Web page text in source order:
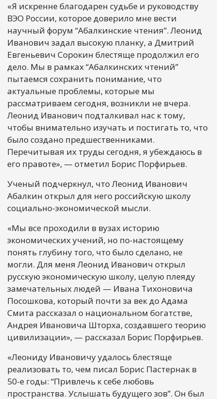
«Я искренне благодарен судьбе и руководству
ВЭО России, которое доверило мне вести
научный форум “Абалкинские чтения”. Леонид
Иванович задал высокую планку, а Дмитрий
Евгеньевич Сорокин блестяще продолжил его
дело. Мы в рамках “Абалкинских чтений”
пытаемся сохранить понимание, что
актуальные проблемы, которые мы
рассматриваем сегодня, возникли не вчера.
Леонид Иванович подталкивал нас к тому,
чтобы внимательно изучать и постигать то, что
было создано предшественниками.
Перечитывая их труды сегодня, я убеждаюсь в
его правоте», — отметил Борис Порфирьев.
Ученый подчеркнул, что Леонид Иванович
Абалкин открыл для него российскую школу
социально-экономической мысли.
«Мы все проходили в вузах историю
экономических учений, но по-настоящему
понять глубину того, что было сделано, не
могли. Для меня Леонид Иванович открыл
русскую экономическую школу, целую плеяду
замечательных людей — Ивана Тихоновича
Посошкова, который почти за век до Адама
Смита рассказал о национальном богатстве,
Андрея Ивановича Шторха, создавшего теорию
цивилизации», — рассказал Борис Порфирьев.
«Леониду Ивановичу удалось блестяще
реализовать то, чем писал Борис Пастернак в
50-е годы: “Привлечь к себе любовь
пространства. Услышать будущего зов”. Он был